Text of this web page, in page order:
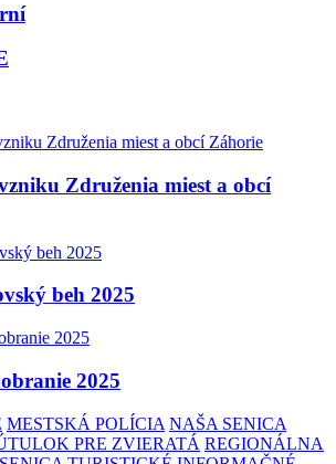
Združenia miest a obcí
beh 2025
2025
MESTSKÁ POLÍCIA NAŠA SENICA
PRE ZVIERATÁ REGIONÁLNA